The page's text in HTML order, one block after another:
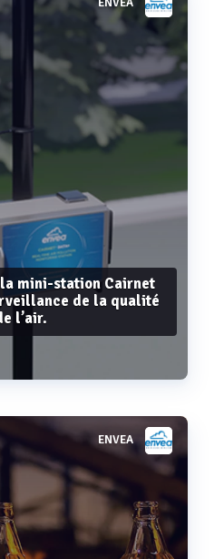
plus ENVEA
la mini-station Cairnet
de la qualité
l’air.
plus ENVEA